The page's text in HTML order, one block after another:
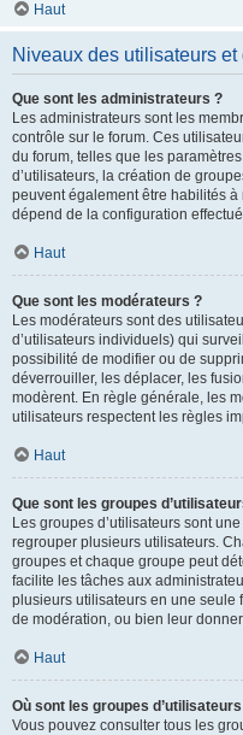
Haut
Niveaux des utilisateurs et
Que sont les administrateurs ?
Les administrateurs sont les
contrôle sur le forum. Ces
du forum, telles que les
d’utilisateurs, la création de
peuvent également être habilités à
dépend de la configuration
Haut
Que sont les modérateurs ?
Les modérateurs sont des
d’utilisateurs individuels) qui
possibilité de modifier ou de
déverrouiller, les déplacer, les
modèrent. En règle générale, les
utilisateurs respectent les règles
Haut
Que sont les groupes
Les groupes d’utilisateurs sont
regrouper plusieurs utilisateurs.
groupes et chaque groupe peut
facilite les tâches aux
plusieurs utilisateurs en une seule
de modération, ou bien leur
Haut
Où sont les groupes
Vous pouvez consulter tous les